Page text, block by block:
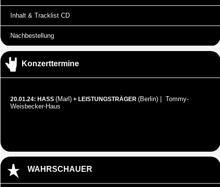
Inhalt & Tracklist CD
Nachbestellung
Konzerttermine
20.01.24: HASS (Marl) + LEISTUNGSTRÄGER (Berlin) | Tommy-
Weisbecker-Haus
WAHRSCHAUER